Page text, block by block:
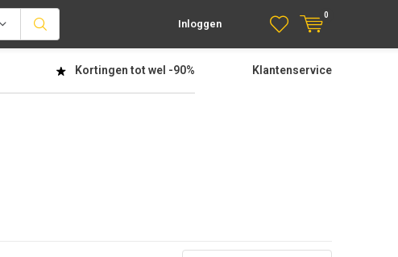
Inloggen
0
Kortingen tot wel -90% Klantenservice